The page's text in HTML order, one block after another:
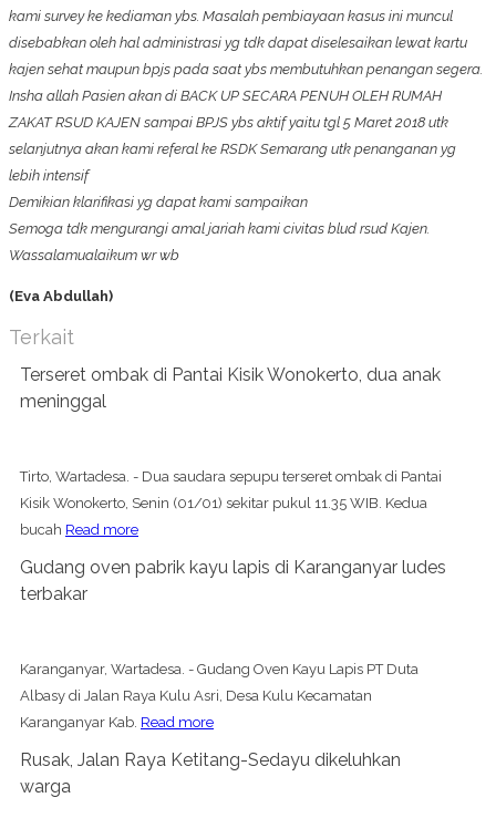
kami survey ke kediaman ybs. Masalah pembiayaan kasus ini muncul
disebabkan oleh hal administrasi yg tdk dapat diselesaikan lewat kartu
kajen sehat maupun bpjs pada saat ybs membutuhkan penangan segera.
Insha allah Pasien akan di BACK UP SECARA PENUH OLEH RUMAH
ZAKAT RSUD KAJEN sampai BPJS ybs aktif yaitu tgl 5 Maret 2018 utk
selanjutnya akan kami referal ke RSDK Semarang utk penanganan yg
lebih intensif
Demikian klarifikasi yg dapat kami sampaikan
Semoga tdk mengurangi amal jariah kami civitas blud rsud Kajen.
Wassalamualaikum wr wb
(Eva Abdullah)
Terkait
Terseret ombak di Pantai Kisik Wonokerto, dua anak
meninggal
Tirto, Wartadesa. - Dua saudara sepupu terseret ombak di Pantai
Kisik Wonokerto, Senin (01/01) sekitar pukul 11.35 WIB. Kedua
bucah Read more
Gudang oven pabrik kayu lapis di Karanganyar ludes
terbakar
Karanganyar, Wartadesa. - Gudang Oven Kayu Lapis PT Duta
Albasy di Jalan Raya Kulu Asri, Desa Kulu Kecamatan
Karanganyar Kab. Read more
Rusak, Jalan Raya Ketitang-Sedayu dikeluhkan
warga